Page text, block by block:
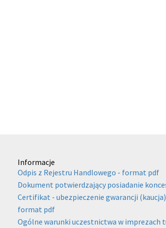
Informacje
Odpis z Rejestru Handlowego - format pdf
Dokument potwierdzający posiadanie
Certifikat - ubezpieczenie gwarancji
format pdf
Ogólne warunki uczestnictwa w imprezach